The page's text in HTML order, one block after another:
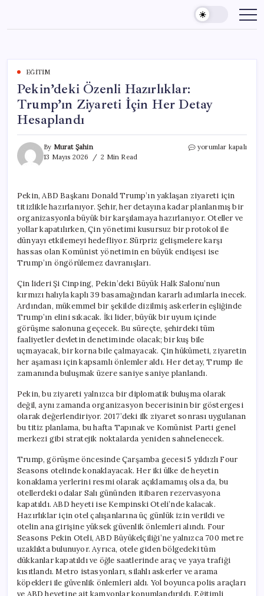
content
EĞITIM
Pekin’deki Özenli Hazırlıklar:
Trump’ın Ziyareti İçin Her Detay
Hesaplandı
By Murat Şahin
13 Mayıs 2026
2 Min Read
Pekin’deki
İçin
Her
Detay
Hesaplandı
için
yorumlar kapalı
Pekin, ABD Başkanı Donald Trump’ın yaklaşan ziyareti için
titizlikle hazırlanıyor. Şehir, her detayına kadar planlanmış bir
organizasyonla büyük bir karşılamaya hazırlanıyor. Oteller ve
yollar kapatılırken, Çin yönetimi kusursuz bir protokol ile
dünyayı etkilemeyi hedefliyor. Sürpriz gelişmelere karşı
hassas olan Komünist yönetimin en büyük endişesi ise
Trump’ın öngörülemez davranışları.
Çin lideri Şi Cinping, Pekin’deki Büyük Halk Salonu’nun
kırmızı halıyla kaplı 39 basamağından kararlı adımlarla inecek.
Ardından, mükemmel bir şekilde dizilmiş askerlerin eşliğinde
Trump’ın elini sıkacak. İki lider, büyük bir uyum içinde
görüşme salonuna geçecek. Bu süreçte, şehirdeki tüm
faaliyetler devletin denetiminde olacak; bir kuş bile
uçmayacak, bir korna bile çalmayacak. Çin hükümeti, ziyaretin
her aşaması için kapsamlı önlemler aldı. Her detay, Trump ile
zamanında buluşmak üzere saniye saniye planlandı.
Pekin, bu ziyareti yalnızca bir diplomatik buluşma olarak
değil, aynı zamanda organizasyon becerisinin bir göstergesi
olarak değerlendiriyor. 2017’deki ilk ziyaret sonrası uygulanan
bu titiz planlama, bu hafta Tapınak ve Komünist Parti genel
merkezi gibi stratejik noktalarda yeniden sahnelenecek.
Trump, görüşme öncesinde Çarşamba gecesi 5 yıldızlı Four
Seasons otelinde konaklayacak. Her iki ülke de heyetin
konaklama yerlerini resmi olarak açıklamamış olsa da, bu
otellerdeki odalar Salı gününden itibaren rezervasyona
kapatıldı. ABD heyeti ise Kempinski Oteli’nde kalacak.
Hazırlıklar için otel çalışanlarına üç günlük izin verildi ve
otelin ana girişine yüksek güvenlik önlemleri alındı. Four
Seasons Pekin Oteli, ABD Büyükelçiliği’ne yalnızca 700 metre
uzaklıkta bulunuyor. Ayrıca, otele giden bölgedeki tüm
dükkanlar kapatıldı ve öğle saatlerinde araç ve yaya trafiği
kısıtlandı. Metro istasyonları, silahlı askerler ve arama
köpekleri ile güvenlik önlemleri aldı. Yol boyunca polis araçları
ve ABD heyetine ait kamyonlar konumlandırıldı. Eğitimli